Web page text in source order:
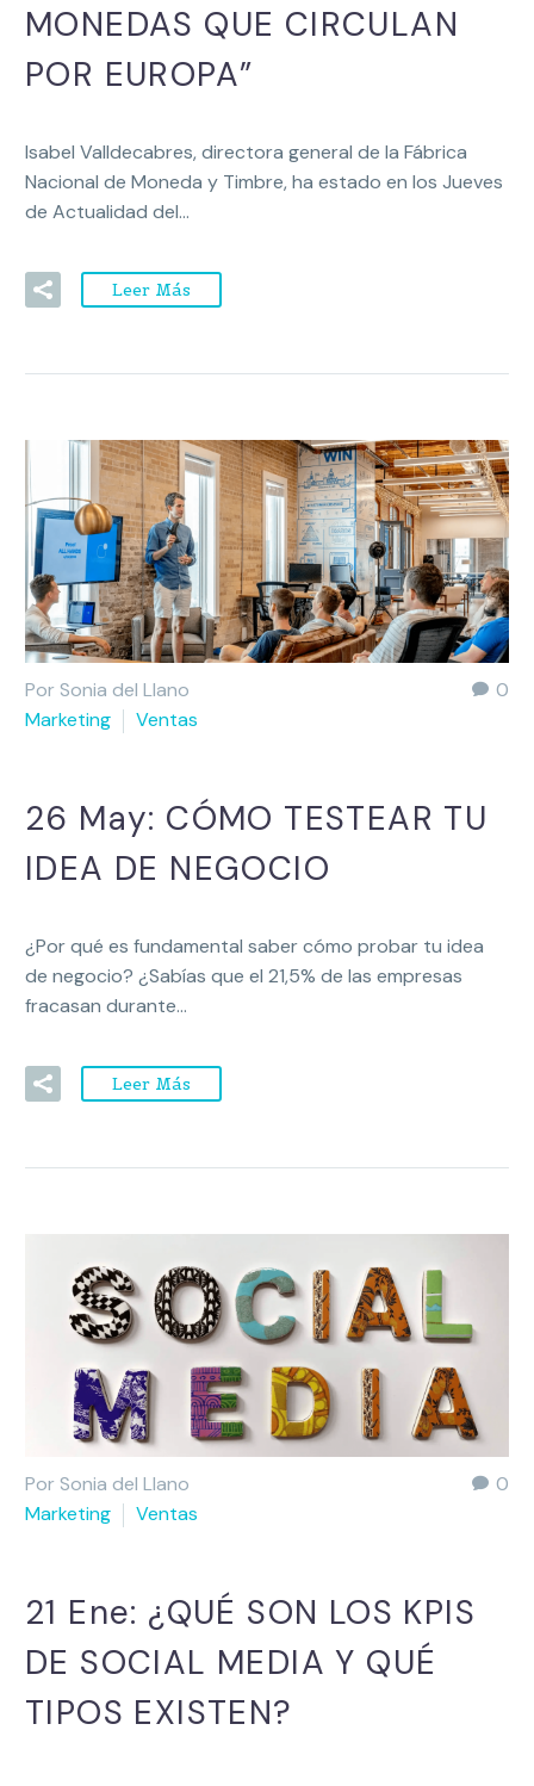
MONEDAS QUE CIRCULAN
POR EUROPA”
Isabel Valldecabres, directora general de la Fábrica
Nacional de Moneda y Timbre, ha estado en los Jueves
de Actualidad del…
Leer Más
0
Por Sonia del Llano
Marketing
Ventas
26 May: CÓMO TESTEAR TU
IDEA DE NEGOCIO
¿Por qué es fundamental saber cómo probar tu idea
de negocio? ¿Sabías que el 21,5% de las empresas
fracasan durante…
Leer Más
0
Por Sonia del Llano
Marketing
Ventas
21 Ene: ¿QUÉ SON LOS KPIS
DE SOCIAL MEDIA Y QUÉ
TIPOS EXISTEN?